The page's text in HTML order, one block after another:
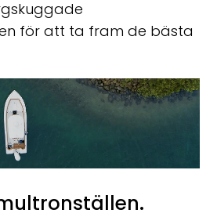
för att ta fram de bästa